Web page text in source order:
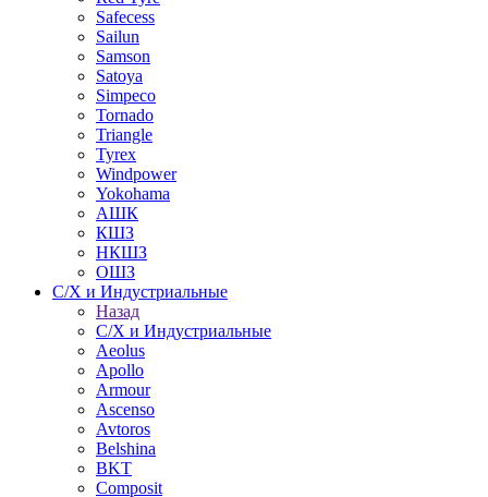
Safecess
Sailun
Samson
Satoya
Simpeco
Tornado
Triangle
Tyrex
Windpower
Yokohama
АШК
КШЗ
НКШЗ
ОШЗ
С/Х и Индустриальные
Назад
С/Х и Индустриальные
Aeolus
Apollo
Armour
Ascenso
Avtoros
Belshina
BKT
Composit